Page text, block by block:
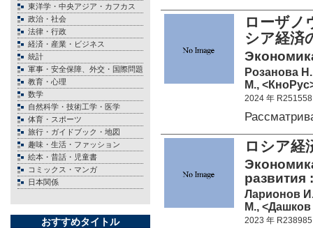
東洋学・中央アジア・カフカス
政治・社会
法律・行政
経済・産業・ビジネス
統計
軍事・安全保障、外交・国際問題
教育・心理
数学
自然科学・技術工学・医学
体育・スポーツ
旅行・ガイドブック・地図
趣味・生活・ファッション
絵本・昔話・児童書
コミックス・マンガ
日本関係
おすすめタイトル
ローザ
シア経済
Розанова
М.,
2024 年 R251558
ロシア
развития
Ларионов
М., <Дашков
2023 年 R238985